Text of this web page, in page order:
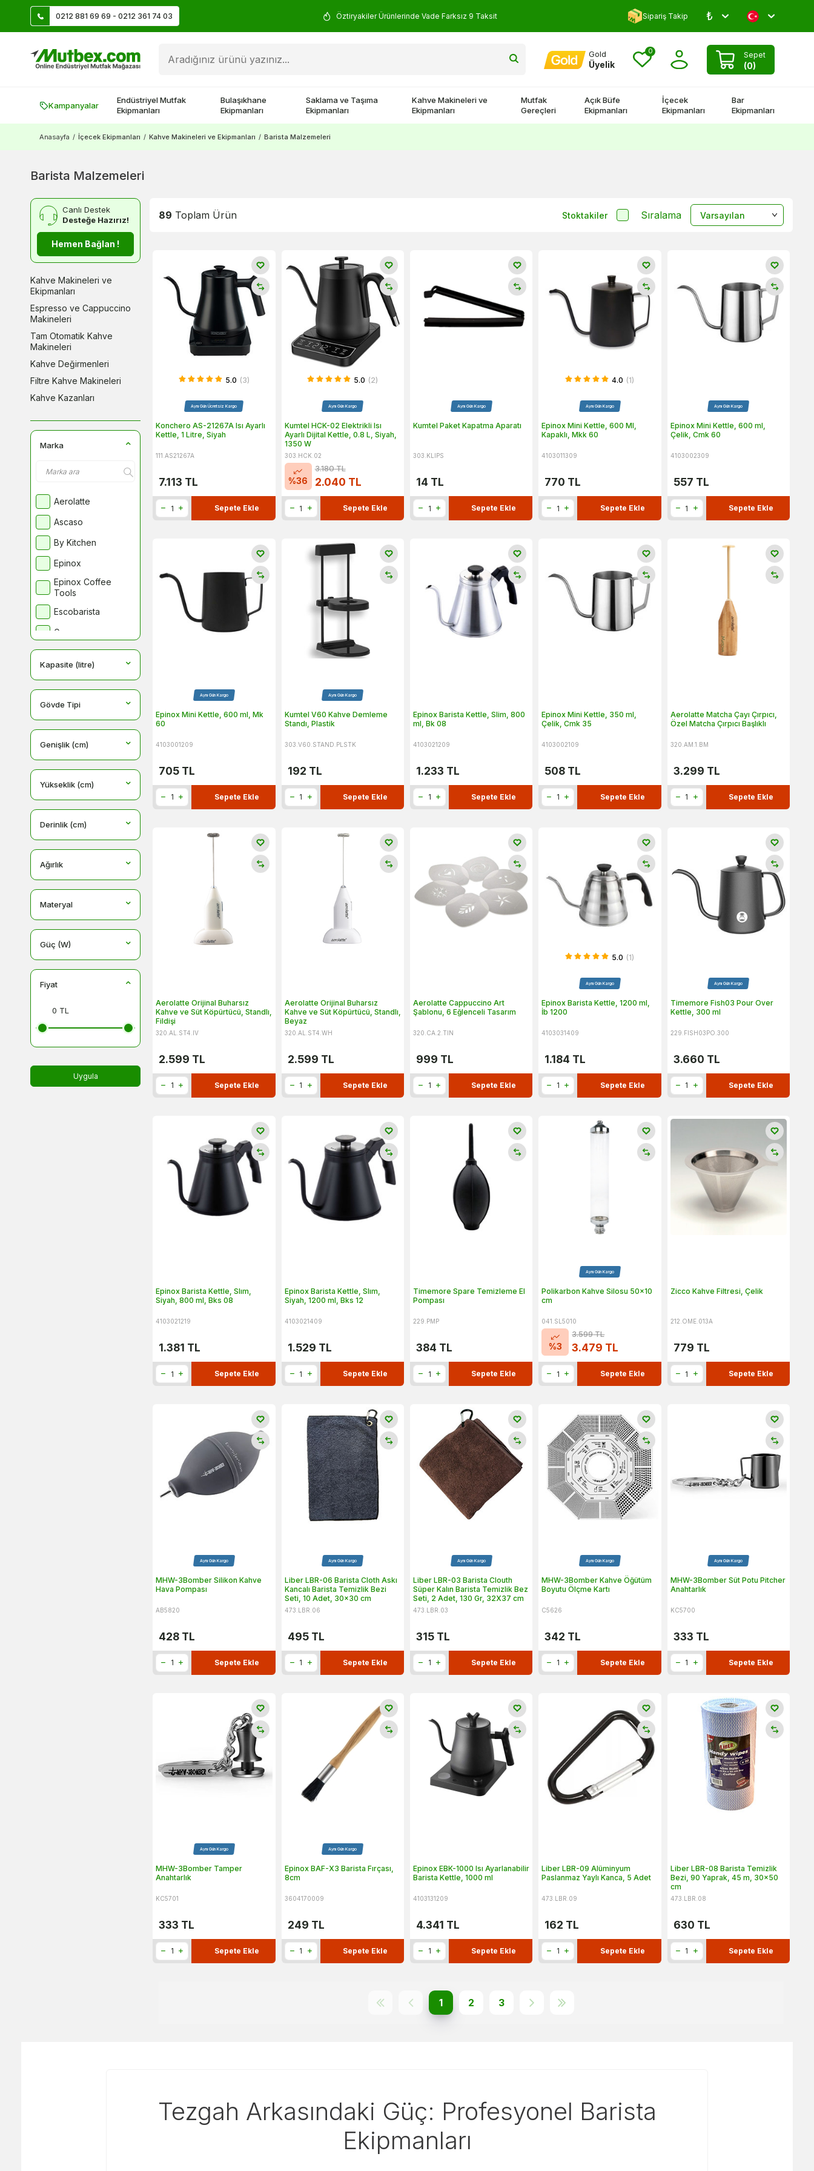
0212 881 69 69 - 0212 361 74 03Üye Ol İlk Siparişte 500 TL Kazan! Öztiryakiler Ürünlerinde Vade Farksız 9 Taksit Yorum Yap 500 TL Kazan!
Sipariş Takip ₺
Gold
Üyelik
0 Sepet
(0)
Kampanyalar
Endüstriyel Mutfak
Ekipmanları
Bulaşıkhane
Ekipmanları
Saklama ve Taşıma
Ekipmanları
Kahve Makineleri ve
Ekipmanları
Mutfak
Gereçleri
Açık Büfe
Ekipmanları
İçecek
Ekipmanları
Bar
Ekipmanları
Anasayfa / İçecek Ekipmanları / Kahve Makineleri ve Ekipmanları / Barista Malzemeleri
Barista Malzemeleri
Canlı Destek
Desteğe Hazırız!
Hemen Bağlan !
Kahve Makineleri ve
Ekipmanları
Espresso ve Cappuccino
Makineleri
Tam Otomatik Kahve
Makineleri
Kahve Değirmenleri
Filtre Kahve Makineleri
Kahve Kazanları
Kumda Kahve Makineleri
French Pressler
Türk Kahvesi Makineleri
Filtre Kahve Kağıtları
Barista Malzemeleri
Kahve Posa Çekmeceleri
Süt Potu & Pitcher
Tamper
Süt, Kahve Termometreleri
Hassas Kahve Tartıları
Fincan Isıtıcılar
Sifon Kahve Makineleri
Süt Soğutma Üniteleri
Kahve Filtreleri
Soğuk Demleme
Ekipmanları
Dripper
Chemexler
Kahve Makinesi Temizlik
ve Bakım Ürünleri
Kahveler
Marka
Aerolatte
Ascaso
By Kitchen
Epinox
Epinox Coffee
Tools
Escobarista
Groovy
Kitchenaid
Liber
Kapasite (litre)
Gövde Tipi
Genişlik (cm)
Yükseklik (cm)
Derinlik (cm)
Ağırlık
Materyal
Güç (W)
Fiyat
Uygula
89 Toplam Ürün Stoktakiler Sıralama
5.0 (3)
Aynı Gün Ücretsiz Kargo
Konchero AS-21267A Isı Ayarlı
Kettle, 1 Litre, Siyah
111.AS21267A
7.113 TL
Sepete Ekle
5.0 (2)
Aynı Gün Kargo
Kumtel HCK-02 Elektrikli Isı
Ayarlı Dijital Kettle, 0.8 L, Siyah,
1350 W
303.HCK.02
%36
3.180TL
2.040 TL
Sepete Ekle
Aynı Gün Kargo
Kumtel Paket Kapatma Aparatı
303.KLIPS
14 TL
Sepete Ekle
4.0 (1)
Aynı Gün Kargo
Epinox Mini Kettle, 600 Ml,
Kapaklı, Mkk 60
4103011309
770 TL
Sepete Ekle
Aynı Gün Kargo
Epinox Mini Kettle, 600 ml,
Çelik, Cmk 60
4103002309
557 TL
Sepete Ekle
Aynı Gün Kargo
Epinox Mini Kettle, 600 ml, Mk
60
4103001209
705 TL
Sepete Ekle
Aynı Gün Kargo
Kumtel V60 Kahve Demleme
Standı, Plastik
303.V60.STAND.PLSTK
192 TL
Sepete Ekle
Epinox Barista Kettle, Slim, 800
ml, Bk 08
4103021209
1.233 TL
Sepete Ekle
Epinox Mini Kettle, 350 ml,
Çelik, Cmk 35
4103002109
508 TL
Sepete Ekle
Aerolatte Matcha Çayı Çırpıcı,
Özel Matcha Çırpıcı Başlıklı
320.AM.1.BM
3.299 TL
Sepete Ekle
Aerolatte Orijinal Buharsız
Kahve ve Süt Köpürtücü, Standlı,
Fildişi
320.AL.ST4.IV
2.599 TL
Sepete Ekle
Aerolatte Orijinal Buharsız
Kahve ve Süt Köpürtücü, Standlı,
Beyaz
320.AL.ST4.WH
2.599 TL
Sepete Ekle
Aerolatte Cappuccino Art
Şablonu, 6 Eğlenceli Tasarım
320.CA.2.TIN
999 TL
Sepete Ekle
5.0 (1)
Aynı Gün Kargo
Epinox Barista Kettle, 1200 ml,
İb 1200
4103031409
1.184 TL
Sepete Ekle
Aynı Gün Kargo
Timemore Fish03 Pour Over
Kettle, 300 ml
229.FISH03PO.300
3.660 TL
Sepete Ekle
Epinox Barista Kettle, Slım,
Siyah, 800 ml, Bks 08
4103021219
1.381 TL
Sepete Ekle
Epinox Barista Kettle, Slım,
Siyah, 1200 ml, Bks 12
4103021409
1.529 TL
Sepete Ekle
Timemore Spare Temizleme El
Pompası
229.PMP
384 TL
Sepete Ekle
Aynı Gün Kargo
Polikarbon Kahve Silosu 50x10
cm
041.SL5010
%3
3.599TL
3.479 TL
Sepete Ekle
Zicco Kahve Filtresi, Çelik
212.OME.013A
779 TL
Sepete Ekle
Aynı Gün Kargo
MHW-3Bomber Silikon Kahve
Hava Pompası
AB5820
428 TL
Sepete Ekle
Aynı Gün Kargo
Liber LBR-06 Barista Cloth Askı
Kancalı Barista Temizlik Bezi
Seti, 10 Adet, 30x30 cm
473.LBR.06
495TL
Sepete Ekle
Aynı Gün Kargo
Liber LBR-03 Barista Clouth
Süper Kalın Barista Temizlik Bez
Seti, 2 Adet, 130 Gr, 32X37 cm
473.LBR.03
315TL
Sepete Ekle
Aynı Gün Kargo
MHW-3Bomber Kahve Öğütüm
Boyutu Ölçme Kartı
C5626
342 TL
Sepete Ekle
Aynı Gün Kargo
MHW-3Bomber Süt Potu Pitcher
Anahtarlık
KC5700
333 TL
Sepete Ekle
Aynı Gün Kargo
MHW-3Bomber Tamper
Anahtarlık
KC5701
333 TL
Sepete Ekle
Aynı Gün Kargo
Epinox BAF-X3 Barista Fırçası,
8cm
3604170009
249 TL
Sepete Ekle
Epinox EBK-1000 Isı Ayarlanabilir
Barista Kettle, 1000 ml
4103131209
4.341 TL
Sepete Ekle
Liber LBR-09 Alüminyum
Paslanmaz Yaylı Kanca, 5 Adet
473.LBR.09
162 TL
Sepete Ekle
Liber LBR-08 Barista Temizlik
Bezi, 90 Yaprak, 45 m, 30x50
cm
473.LBR.08
630 TL
Sepete Ekle
1 2 3
Tezgah Arkasındaki Güç: Profesyonel Barista
Ekipmanları